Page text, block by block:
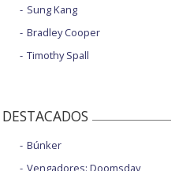
Sung Kang
Bradley Cooper
Timothy Spall
Búnker
Vengadores: Doomsday